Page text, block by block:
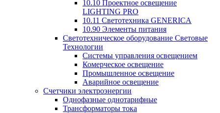
10.10 Проектное освещение
LIGHTING PRO
10.11 Светотехника GENERICA
10.90 Элементы питания
Светотехническое оборудование Световые
Технологии
Системы управления освещением
Комерческое освещение
Промышленное освещение
Аварийное освещение
Счетчики электроэнергии
Однофазные однотарифные
Трансформаторы тока